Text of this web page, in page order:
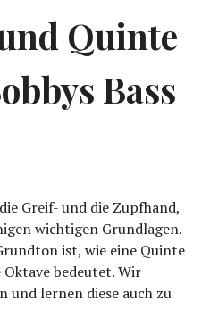
Quinte
Bass
Greif- und die Zupfhand,
wichtigen Grundlagen.
ist, wie eine Quinte
bedeutet. Wir
und lernen diese auch zu